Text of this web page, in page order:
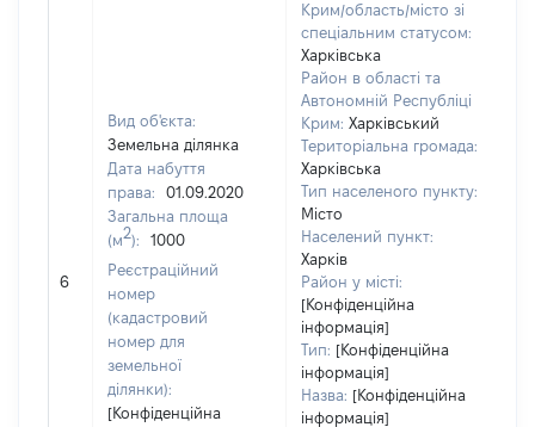
6
Вид об'єкта:
Земельна ділянка
Дата набуття
права:
01.09.2020
Загальна площа
(м2):
1000
Реєстраційний
номер
(кадастровий
номер для
земельної
ділянки):
[Конфіденційна
Крим/область/місто зі
спеціальним статусом:
Харківська
Район в області та
Автономній Республіці
Крим: Харківський
Територіальна громада:
Харківська
Тип населеного пункту:
Місто
Населений пункт:
Харків
Район у місті:
[Конфіденційна
інформація]
Тип: [Конфіденційна
інформація]
Назва: [Конфіденційна
інформація]